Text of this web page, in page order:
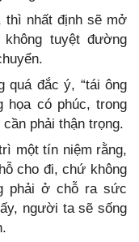
thì nhất định sẽ mở
tuyệt đường
quá đắc ý, “tái ông
họa có phúc, trong
phải thận trọng.
một tín niệm rằng,
cho đi, chứ không
phải ở chỗ ra sức
người ta sẽ sống